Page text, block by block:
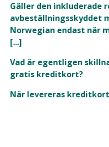
Gäller den inkluderade
avbeställningsskyddet
Norwegian endast när
[...]
Vad är egentligen
gratis kreditkort?
När levereras